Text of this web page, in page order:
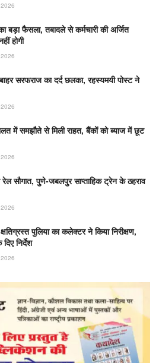
बड़ा फैसला, तबादले से कर्मचारी की अर्जित
होगी
सरफराज का दर्द छलका, रहस्यमयी पोस्ट ने
में समझौते से मिली राहत, बैंकों को ब्याज में छूट
सौगात, पुणे-जबलपुर साप्ताहिक ट्रेन के ठहराव
पुलिया का कलेक्टर ने किया निरीक्षण,
निर्देश